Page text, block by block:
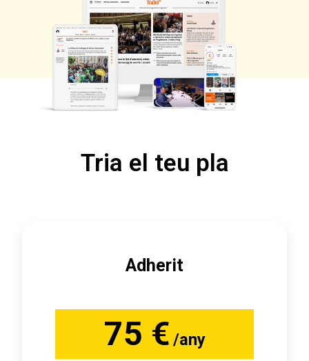
Tria el teu pla
Adherit
75 € /any